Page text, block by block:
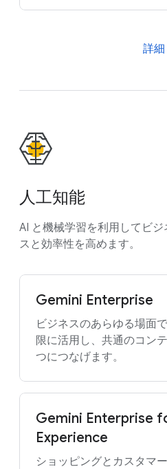
詳細
人工知能
AI と機械学習を利用してビ
スと効率性を高めます。
Gemini Enterprise
ビジネスのあらゆる場面
限に活用し、共通のコン
つにつなげます。
Gemini Enterprise
Experience
ショッピングとカスタマ